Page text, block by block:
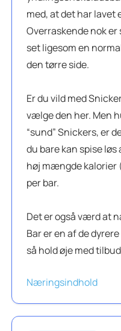
med, at det har lavet
Overraskende nok
set ligesom en
den tørre side.
Er du vild med
vælge den her. Men
“sund” Snickers, er
du bare kan spise
høj mængde kalorier
per bar.
Det er også værd at
Bar er en af de
så hold øje med
Næringsindhold